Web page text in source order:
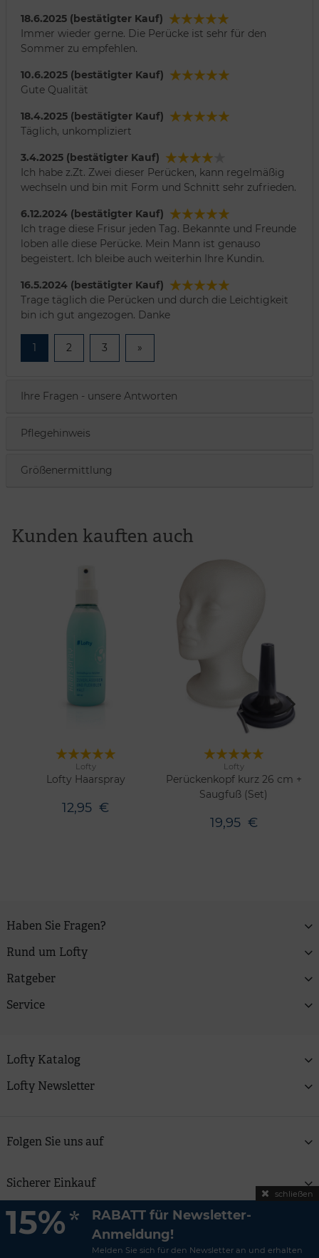
18.6.2025 (bestätigter Kauf)
Immer wieder gerne. Die Perücke ist sehr für den
Sommer zu empfehlen.
10.6.2025 (bestätigter Kauf)
Gute Qualität
18.4.2025 (bestätigter Kauf)
Täglich, unkompliziert
3.4.2025 (bestätigter Kauf)
Ich habe z.Zt. Zwei dieser Perücken, kann regelmäßig
wechseln und bin mit Form und Schnitt sehr zufrieden.
6.12.2024 (bestätigter Kauf)
Ich trage diese Frisur jeden Tag. Bekannte und Freunde
loben alle diese Perücke. Mein Mann ist genauso
begeistert. Ich bleibe auch weiterhin Ihre Kundin.
16.5.2024 (bestätigter Kauf)
Trage täglich die Perücken und durch die Leichtigkeit
bin ich gut angezogen. Danke
1 2 3 »
Ihre Fragen - unsere Antworten
Pflegehinweis
Größenermittlung
Kunden kauften auch
Merken
Lofty
Lofty Haarspray
12,95 €
Merken
Lofty
Perückenkopf kurz 26 cm +
Saugfuß (Set)
19,95 €
Haben Sie Fragen?
Rund um Lofty
Ratgeber
Service
Lofty Katalog
Lofty Newsletter
Folgen Sie uns auf
Sicherer Einkauf
Copyright © 2026 Lofty Zweitfrisuren GmbH | Alle Preise
verstehen sich inkl. MwSt und zzgl.
15%*
RABATT für Newsletter-
Anmeldung!
Melden Sie sich für den Newsletter an und erhalten
schließen